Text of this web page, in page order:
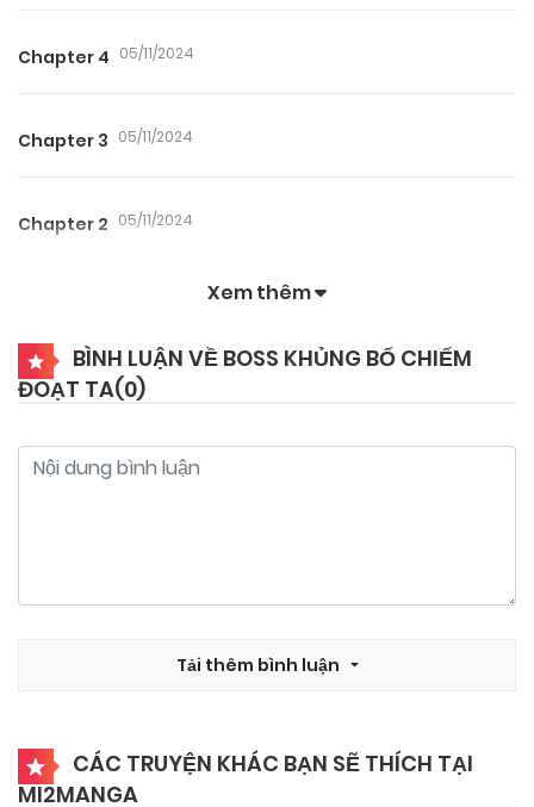
Chapter 4 05/11/2024
Chapter 3 05/11/2024
Chapter 2 05/11/2024
Xem thêm
BÌNH LUẬN VỀ BOSS KHỦNG BỐ CHIẾM
ĐOẠT TA(0)
Tải thêm bình luận
CÁC TRUYỆN KHÁC BẠN SẼ THÍCH TẠI
MI2MANGA